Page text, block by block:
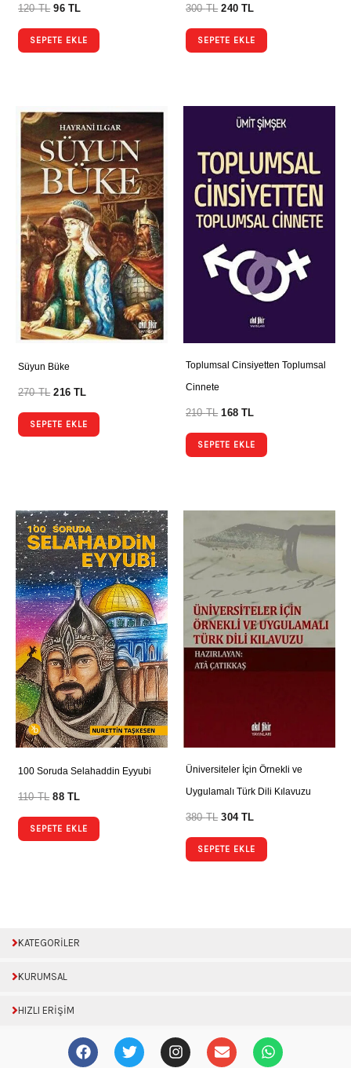
120TL 96TL
SEPETE EKLE
300TL 240TL
SEPETE EKLE
Süyun Büke
270TL 216TL
SEPETE EKLE
Toplumsal Cinsiyetten Toplumsal
Cinnete
210TL 168TL
SEPETE EKLE
100 Soruda Selahaddin Eyyubi
110TL 88TL
SEPETE EKLE
Üniversiteler İçin Örnekli ve
Uygulamalı Türk Dili Kılavuzu
380TL 304TL
SEPETE EKLE
KATEGORİLER
KURUMSAL
HIZLI ERİŞİM
F
a
T
w
I
n
E
n
W
h